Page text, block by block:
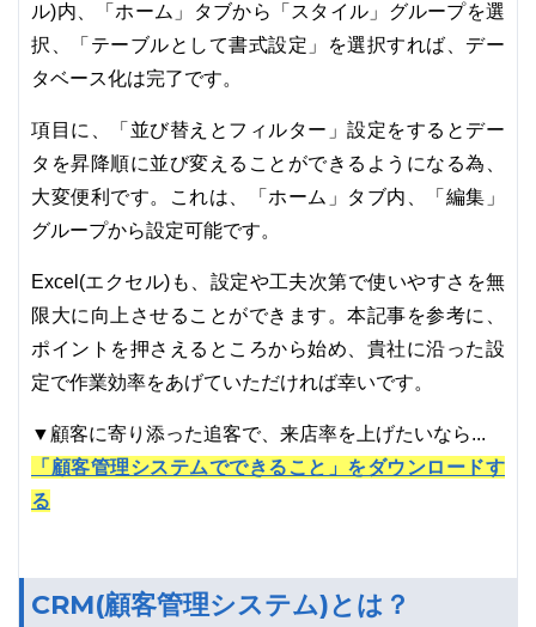
ル)内、「ホーム」タブから「スタイル」グループを選
択、「テーブルとして書式設定」を選択すれば、デー
タベース化は完了です。
項目に、「並び替えとフィルター」設定をするとデー
タを昇降順に並び変えることができるようになる為、
大変便利です。これは、「ホーム」タブ内、「編集」
グループから設定可能です。
Excel(エクセル)も、設定や工夫次第で使いやすさを無
限大に向上させることができます。本記事を参考に、
ポイントを押さえるところから始め、貴社に沿った設
定で作業効率をあげていただければ幸いです。
▼顧客に寄り添った追客で、来店率を上げたいなら...
「顧客管理システムでできること」をダウンロードす
る
CRM(顧客管理システム)とは？